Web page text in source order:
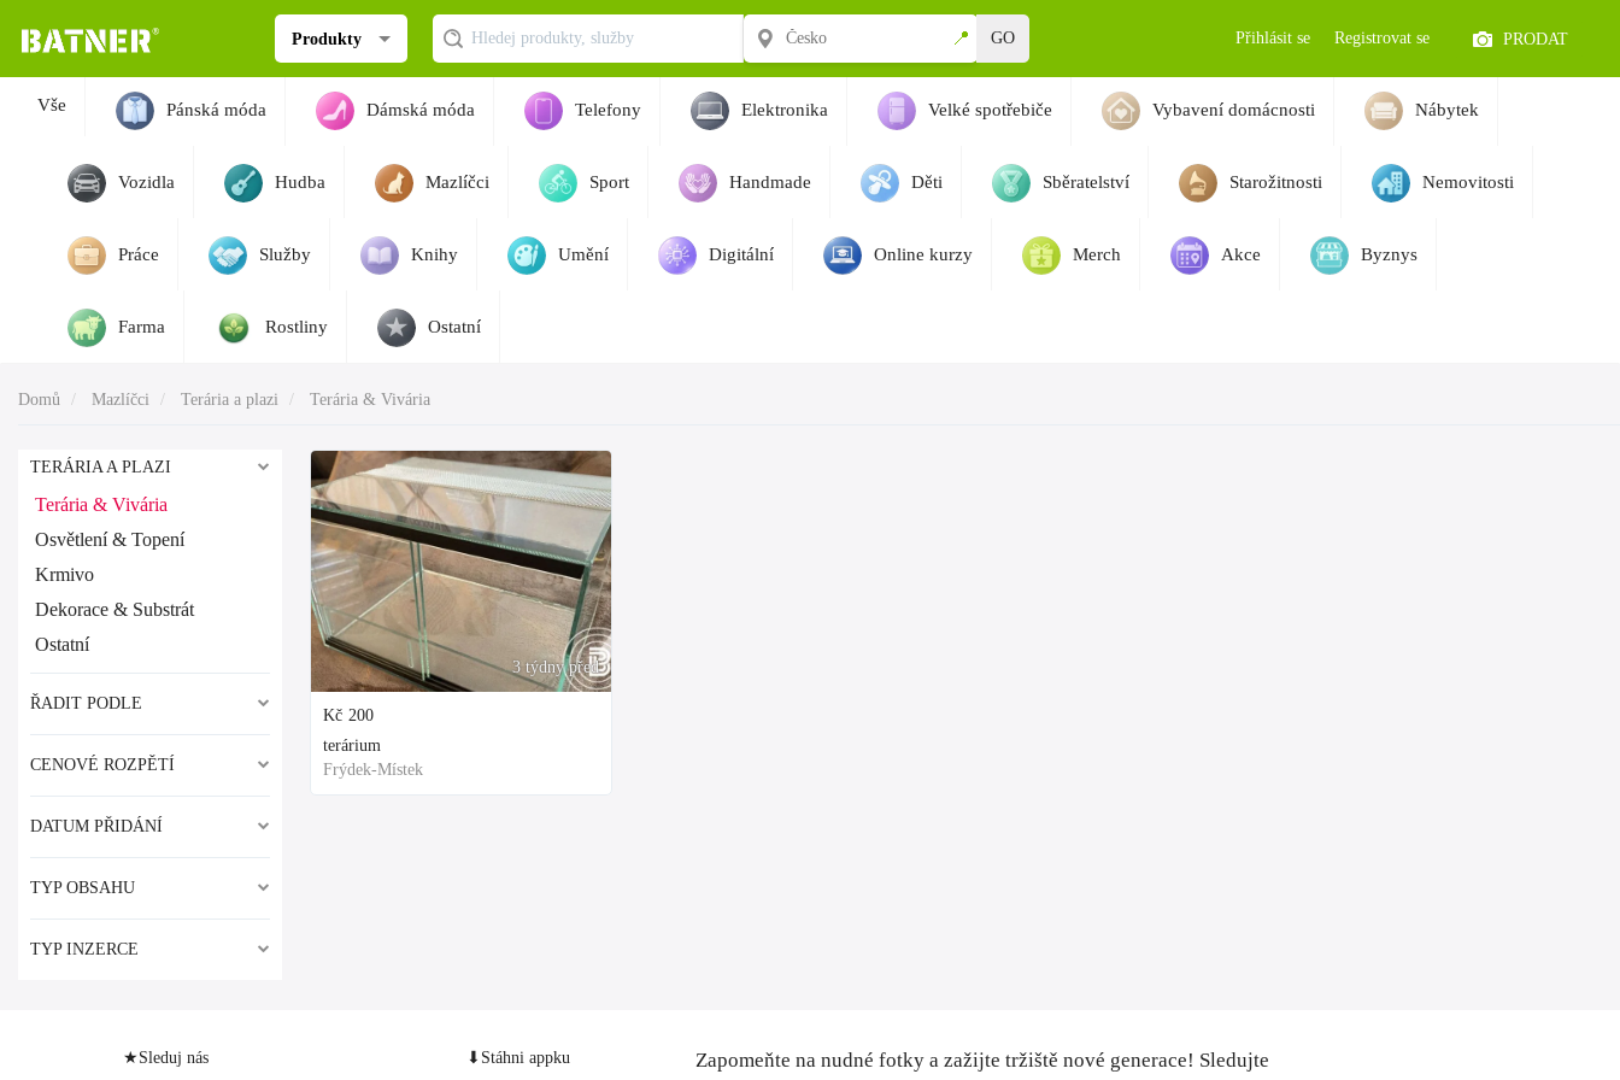
Produkty 📍 GO Přihlásit se Registrovat se PRODAT
Vše Pánská móda Dámská móda Telefony Elektronika Velké spotřebiče Vybavení domácnosti Nábytek
Vozidla Hudba Mazlíčci Sport Handmade Děti Sběratelství Starožitnosti Nemovitosti
Práce Služby Knihy Umění Digitální Online kurzy Merch Akce Byznys
Farma Rostliny Ostatní
Domů Mazlíčci Terária a plazi Terária & Vivária
TERÁRIA A PLAZI
Terária & Vivária
Osvětlení & Topení
Krmivo
Dekorace & Substrát
Ostatní
ŘADIT PODLE
CENOVÉ ROZPĚTÍ
DATUM PŘIDÁNÍ
TYP OBSAHU
TYP INZERCE
3 týdny před
Kč 200
terárium
Frýdek-Místek
★Sleduj nás ⬇Stáhni appku
Zapomeňte na nudné fotky a zažijte tržiště nové generace! Sledujte